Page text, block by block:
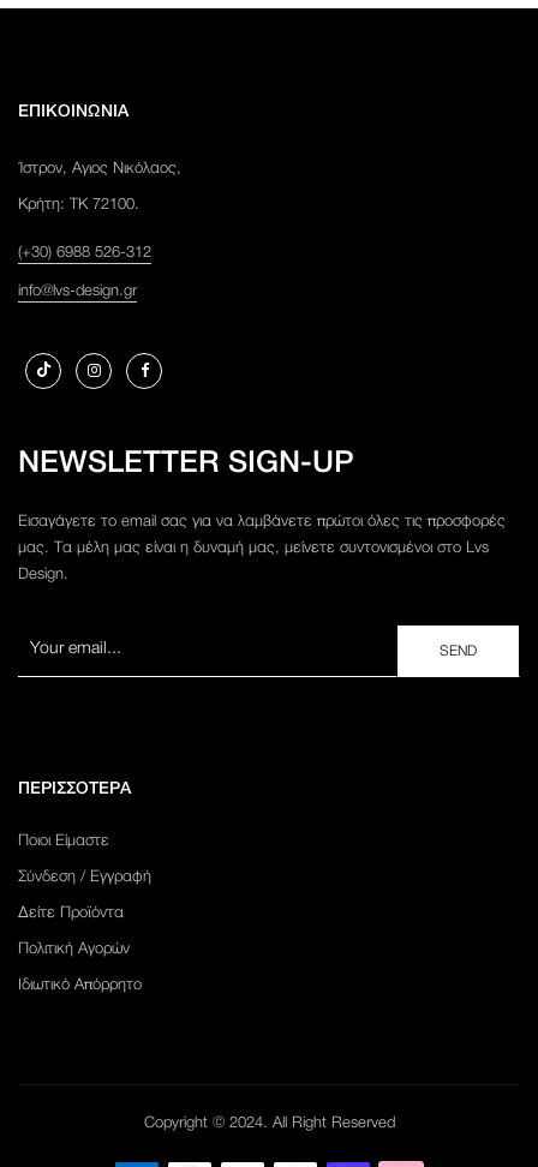
ΕΠΙΚΟΙΝΩΝΙΑ
Ίστρον, Αγιος Νικόλαος,
Κρήτη: ΤΚ 72100.
(+30) 6988 526-312
info@lvs-design.gr
NEWSLETTER SIGN-UP
Εισαγάγετε το email σας για να λαμβάνετε πρώτοι όλες τις προσφορές
μας. Τα μέλη μας είναι η δυναμή μας, μείνετε συντονισμένοι στο Lvs
Design.
ΠΕΡΙΣΣΟΤΕΡΑ
Ποιοι Είμαστε
Σύνδεση / Εγγραφή
Δείτε Προϊόντα
Πολιτική Αγορών
Ιδιωτικό Απόρρητο
Copyright © 2024. All Right Reserved